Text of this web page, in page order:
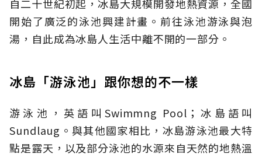
自二十世紀初起，冰島大規模開發地熱資源，全國
開始了廣泛的泳池興建計畫。前往泳池游泳與泡
湯，自此成為冰島人生活中離不開的一部分。
冰島「游泳池」跟你想的不一樣
游泳池，英語叫Swimmng Pool；冰島語叫
Sundlaug。與其他國家相比，冰島游泳池最大特
點是露天，以及部分泳池的水源來自天然的地熱溫